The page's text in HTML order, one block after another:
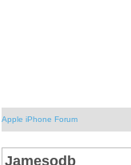
Apple iPhone Forum
Jamesodb